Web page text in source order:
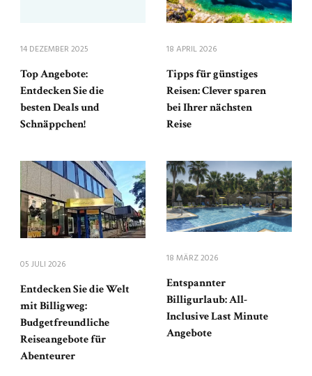
14 DEZEMBER 2025
Top Angebote:
Entdecken Sie die
besten Deals und
Schnäppchen!
18 APRIL 2026
Tipps für günstiges
Reisen: Clever sparen
bei Ihrer nächsten
Reise
05 JULI 2026
Entdecken Sie die Welt
mit Billigweg:
Budgetfreundliche
Reiseangebote für
Abenteurer
18 MÄRZ 2026
Entspannter
Billigurlaub: All-
Inclusive Last Minute
Angebote